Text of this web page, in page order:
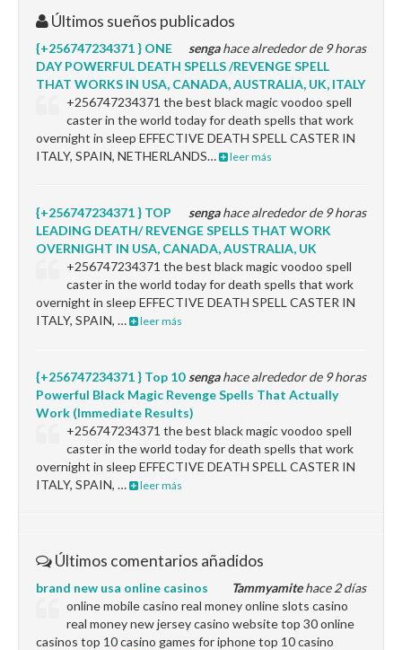
Últimos sueños publicados
sengahace alrededor de 9 horas
{+256747234371 } ONE
DAY POWERFUL DEATH SPELLS /REVENGE SPELL
THAT WORKS IN USA, CANADA, AUSTRALIA, UK, ITALY
+256747234371 the best black magic voodoo spell
caster in the world today for death spells that work
overnight in sleep EFFECTIVE DEATH SPELL CASTER IN
ITALY, SPAIN, NETHERLANDS…
leer más
sengahace alrededor de 9 horas
{+256747234371 } TOP
LEADING DEATH/ REVENGE SPELLS THAT WORK
OVERNIGHT IN USA, CANADA, AUSTRALIA, UK
+256747234371 the best black magic voodoo spell
caster in the world today for death spells that work
overnight in sleep EFFECTIVE DEATH SPELL CASTER IN
ITALY, SPAIN, …
leer más
sengahace alrededor de 9 horas
{+256747234371 } Top 10
Powerful Black Magic Revenge Spells That Actually
Work (Immediate Results)
+256747234371 the best black magic voodoo spell
caster in the world today for death spells that work
overnight in sleep EFFECTIVE DEATH SPELL CASTER IN
ITALY, SPAIN, …
leer más
Últimos comentarios añadidos
Tammyamitehace 2 días
brand new usa online casinos
online mobile casino real money online slots casino
real money new jersey casino website top 30 online
casinos top 10 casino games for iphone top 10 casino